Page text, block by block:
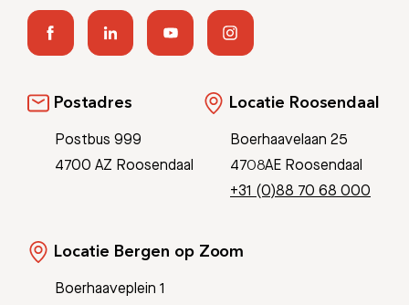
Postadres
Postbus 999
4700 AZ Roosendaal
Locatie Roosendaal
Boerhaavelaan 25
4708AE Roosendaal
+31 (0)88 70 68 000
Locatie Bergen op Zoom
Boerhaaveplein 1